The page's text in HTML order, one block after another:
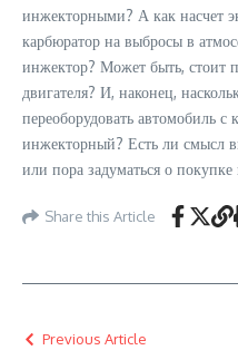
инжекторными? А как насчет
карбюратор на выбросы в
инжектор? Может быть, стоит
двигателя? И, наконец,
переоборудовать автомобиль с
инжекторный? Есть ли смысл
или пора задуматься о покупке
Share this Article
Previous Article